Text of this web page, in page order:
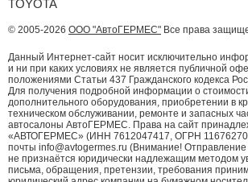
TOYOTA
© 2005-2026 ООО "АвтоГЕРМЕС" Все права
Данный Интернет-сайт носит исключительно
и ни при каких условиях не является публичной
положениями Статьи 437 Гражданского кодекса
Для получения подробной информации о
дополнительного оборудования, приобретении в
техническом обслуживании, ремонте и запасных
автосалоны АвтоГЕРМЕС. Права на сайт
«АВТОГЕРМЕС» (ИНН 7612047417, ОГРН
почты info@avtogermes.ru (Внимание! Отправление
не признаётся юридически надлежащим методом
письма, обращения, претензии, требования